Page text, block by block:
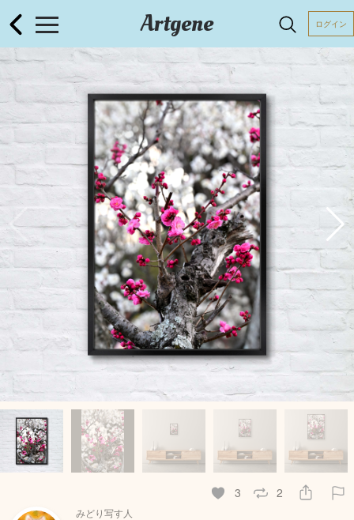
Artgene ログイン
3 2
みどり写す人